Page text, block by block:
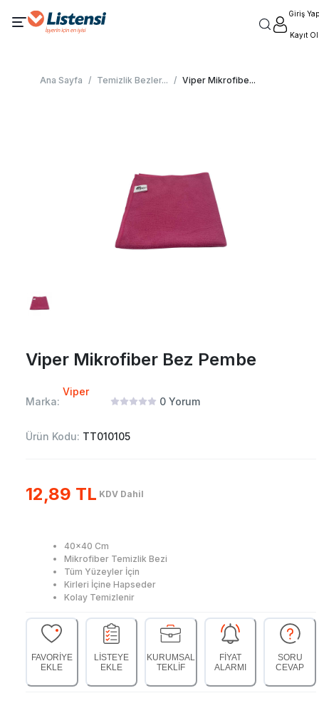
Giriş Yap
Kayıt Ol
Ana Sayfa / Temizlik Bezler... / Viper Mikrofibe...
Viper Mikrofiber Bez Pembe
Marka:
Viper
0 Yorum
Ürün Kodu: TT010105
12,89 TL KDV Dahil
40x40 Cm
Mikrofiber Temizlik Bezi
Tüm Yüzeyler İçin
Kirleri İçine Hapseder
Kolay Temizlenir
FAVORİYE
EKLE
LİSTEYE
EKLE
KURUMSAL
TEKLİF
FİYAT
ALARMI
SORU
CEVAP